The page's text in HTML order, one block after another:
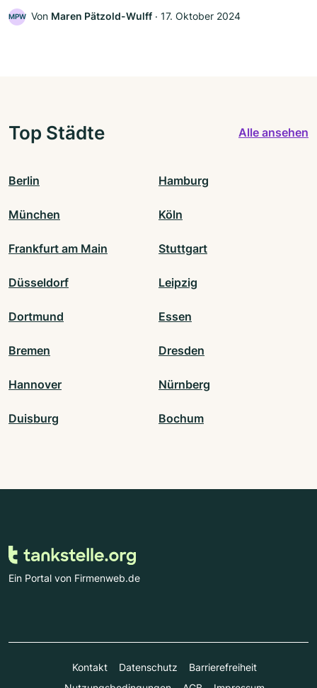
MPW Von Maren Pätzold-Wulff ‧ 17. Oktober 2024
Top Städte Alle ansehen
Berlin Hamburg
München Köln
Frankfurt am Main Stuttgart
Düsseldorf Leipzig
Dortmund Essen
Bremen Dresden
Hannover Nürnberg
Duisburg Bochum
Ein Portal von Firmenweb.de
Kontakt Datenschutz
Barrierefreiheit